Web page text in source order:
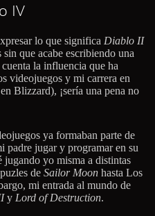
IV
lo que significa Diablo II
que acabe escribiendo una
la influencia que ha
videojuegos y mi carrera en
Blizzard), ¡sería una pena no
ya formaban parte de
padre jugar y programar en su
jugando yo misma a distintas
de Sailor Moon hasta Los
mi entrada al mundo de
y Lord of Destruction.